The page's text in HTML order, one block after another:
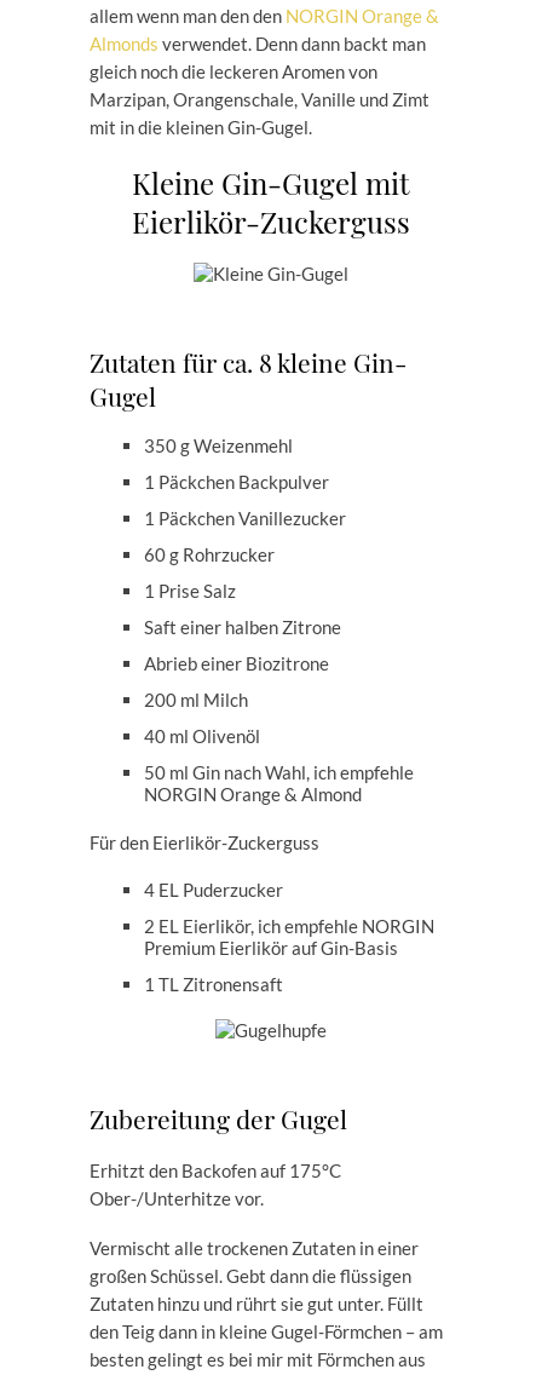
allem wenn man den den NORGIN Orange &
Almonds verwendet. Denn dann backt man
gleich noch die leckeren Aromen von
Marzipan, Orangenschale, Vanille und Zimt
mit in die kleinen Gin-Gugel.
Kleine Gin-Gugel mit
Eierlikör-Zuckerguss
Zutaten für ca. 8 kleine Gin-
Gugel
350 g Weizenmehl
1 Päckchen Backpulver
1 Päckchen Vanillezucker
60 g Rohrzucker
1 Prise Salz
Saft einer halben Zitrone
Abrieb einer Biozitrone
200 ml Milch
40 ml Olivenöl
50 ml Gin nach Wahl, ich empfehle
NORGIN Orange & Almond
Für den Eierlikör-Zuckerguss
4 EL Puderzucker
2 EL Eierlikör, ich empfehle NORGIN
Premium Eierlikör auf Gin-Basis
1 TL Zitronensaft
Zubereitung der Gugel
Erhitzt den Backofen auf 175°C
Ober-/Unterhitze vor.
Vermischt alle trockenen Zutaten in einer
großen Schüssel. Gebt dann die flüssigen
Zutaten hinzu und rührt sie gut unter. Füllt
den Teig dann in kleine Gugel-Förmchen – am
besten gelingt es bei mir mit Förmchen aus